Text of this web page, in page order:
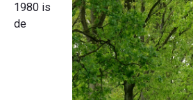
1980 is
de